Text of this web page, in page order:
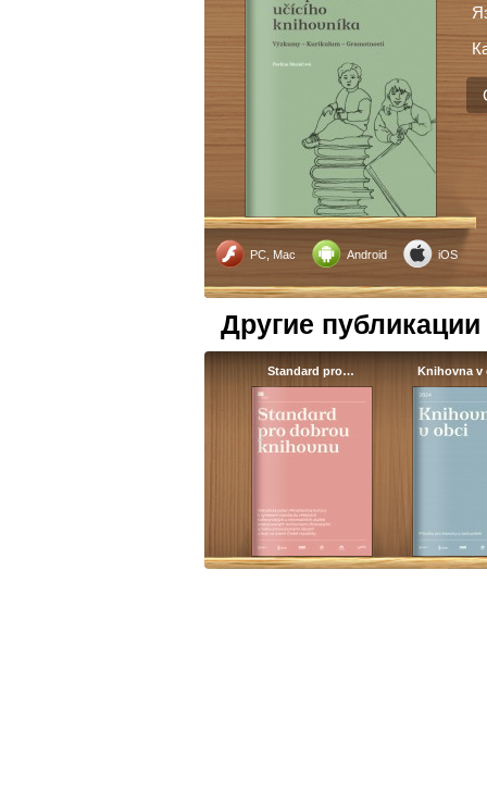
PC, Mac Android iOS
Другие публикации
Standard pro… Knihovna